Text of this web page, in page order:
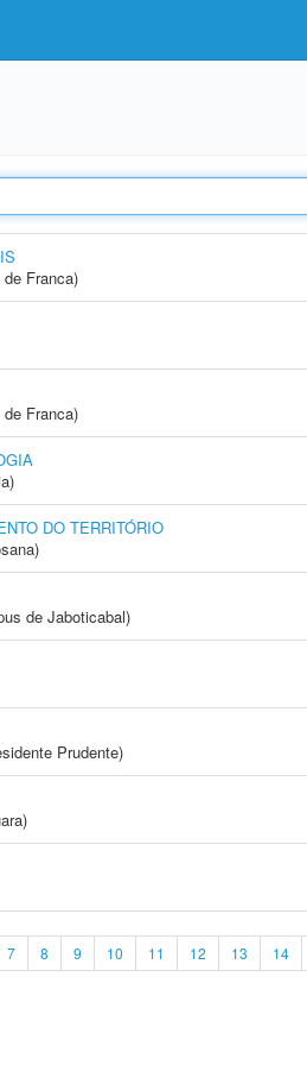
Franca)
Franca)
DO TERRITÓRIO
de Jaboticabal)
Prudente)
7 8 9 10 11 12 13 14